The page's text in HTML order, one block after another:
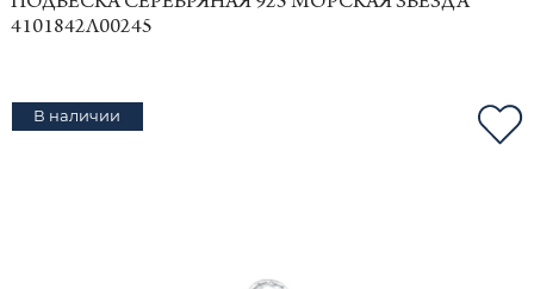
4101842Л00245
В наличии